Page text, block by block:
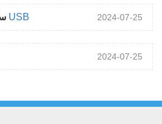
لوحة تزويد الطاقة USB 2024-07-25
2024-07-25